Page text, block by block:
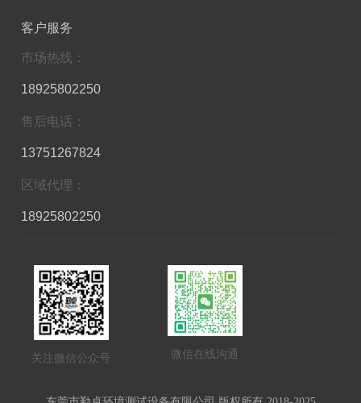
客户服务
市场热线：
18925802250
售后电话：
13751267824
区域代理：
18925802250
关注微信公众号 微信在线沟通